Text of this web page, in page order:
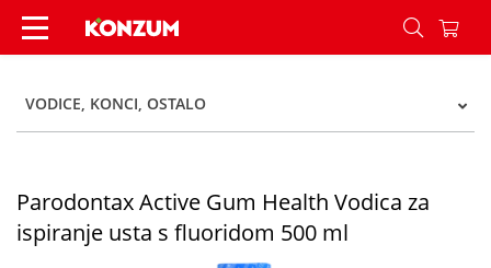
Parodontax Active Gum Health Vodica za
VODICE, KONCI, OSTALO
Parodontax Active Gum Health Vodica za
ispiranje usta s fluoridom 500 ml